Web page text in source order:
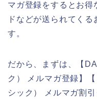
マガ登録をするとお得
ドなどが送られてく
す。
だから、まずは、【
ク） メルマガ登録】
シック） メルマガ割